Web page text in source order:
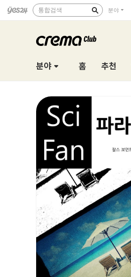
통합검색 분야
분야 홈 추천